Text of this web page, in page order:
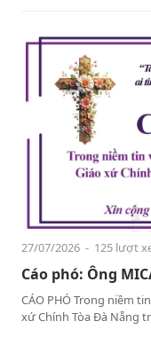
27/07/2026 - 125 lượt
Cáo phó: Ông
CÁO PHÓ Trong niềm
xứ Chính Tòa Đà Nẵng